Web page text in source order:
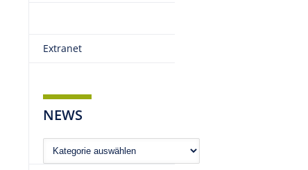
Extranet
NEWS
News